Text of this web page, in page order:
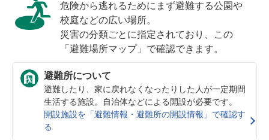
危険から逃れるためにまず避難する公園や
校庭などの広い場所。
災害の分類ごとに指定されており、この
「避難場所マップ」で確認できます。
避難所について
避難したり、家に戻れなくなったりした人が一定期間
生活する施設。自治体などによる開設が必要です。
開設施設を「避難情報・避難所の開設情報」で確認す
る